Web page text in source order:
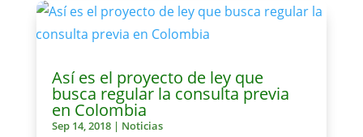
Así es el proyecto de ley que
busca regular la consulta previa
en Colombia
Sep 14, 2018| Noticias